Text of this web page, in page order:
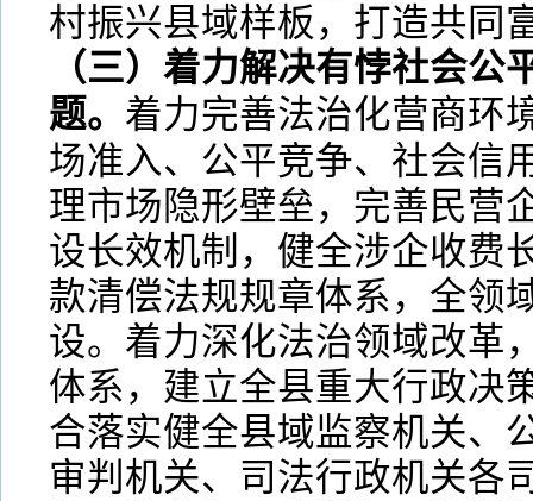
村振兴县域样板，打造共同
（三）着力解决有悖社会公
题。 着力完善法治化营商环
场准入、公平竞争、社会信
理市场隐形壁垒，完善民营
设长效机制，健全涉企收费
款清偿法规规章体系，全领
设。着力深化法治领域改革
体系，建立全县重大行政决
合落实健全县域监察机关、
审判机关、司法行政机关各